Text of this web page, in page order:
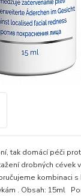
tak domácí péči
drobných cévek
kombinaci s
. Obsah: 15ml